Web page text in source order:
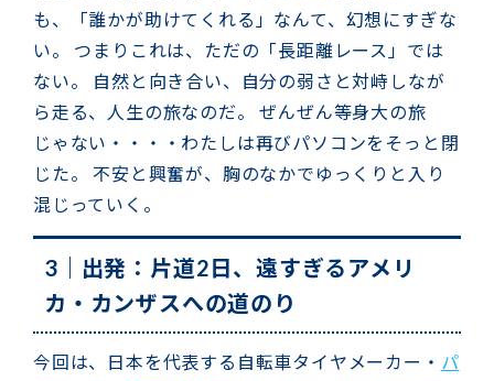
も、「誰かが助けてくれる」なんて、幻想にすぎな
い。 つまりこれは、ただの「長距離レース」では
ない。 自然と向き合い、自分の弱さと対峙しなが
ら走る、人生の旅なのだ。 ぜんぜん等身大の旅
じゃない・・・・わたしは再びパソコンをそっと閉
じた。 不安と興奮が、胸のなかでゆっくりと入り
混じっていく。
3｜出発：片道2日、遠すぎるアメリ
カ・カンザスへの道のり
今回は、日本を代表する自転車タイヤメーカー・ パ